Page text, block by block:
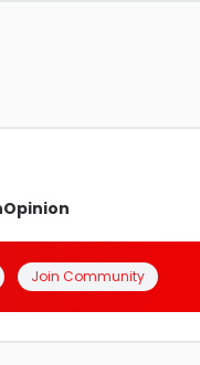
Opinion
Join Community